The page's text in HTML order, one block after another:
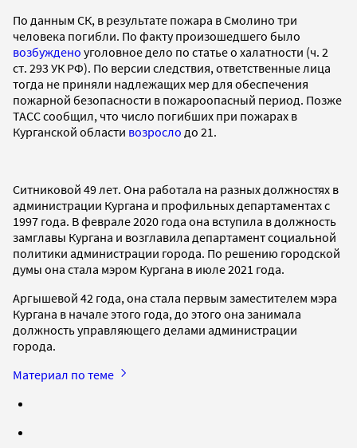
По данным СК, в результате пожара в Смолино три
человека погибли. По факту произошедшего было
возбуждено уголовное дело по статье о халатности (ч. 2
ст. 293 УК РФ). По версии следствия, ответственные лица
тогда не приняли надлежащих мер для обеспечения
пожарной безопасности в пожароопасный период. Позже
ТАСС сообщил, что число погибших при пожарах в
Курганской области возросло до 21.
Ситниковой 49 лет. Она работала на разных должностях в
администрации Кургана и профильных департаментах с
1997 года. В феврале 2020 года она вступила в должность
замглавы Кургана и возглавила департамент социальной
политики администрации города. По решению городской
думы она стала мэром Кургана в июле 2021 года.
Аргышевой 42 года, она стала первым заместителем мэра
Кургана в начале этого года, до этого она занимала
должность управляющего делами администрации
города.
Материал по теме